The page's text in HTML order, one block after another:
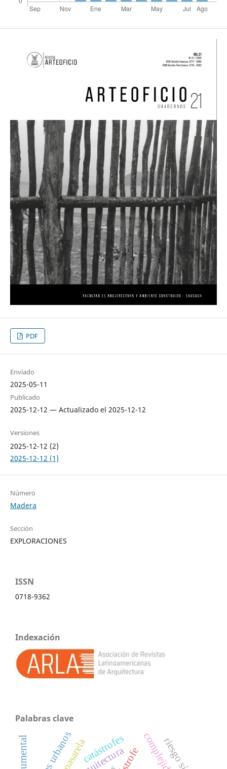
PDF
Enviado
2025-05-11
Publicado
2025-12-12 — Actualizado el 2025-12-12
Versiones
2025-12-12 (2)
2025-12-12 (1)
Número
Madera
Sección
EXPLORACIONES
ISSN
0718-9362
Indexación
Palabras clave
complejidad
catástrofes
pasarela